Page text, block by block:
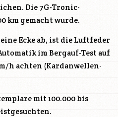
Die 7G-Tronic-
km gemacht wurde.
Ecke ab, ist die Luftfeder
im Bergauf-Test auf
h achten (Kardanwellen-
mit 100.000 bis